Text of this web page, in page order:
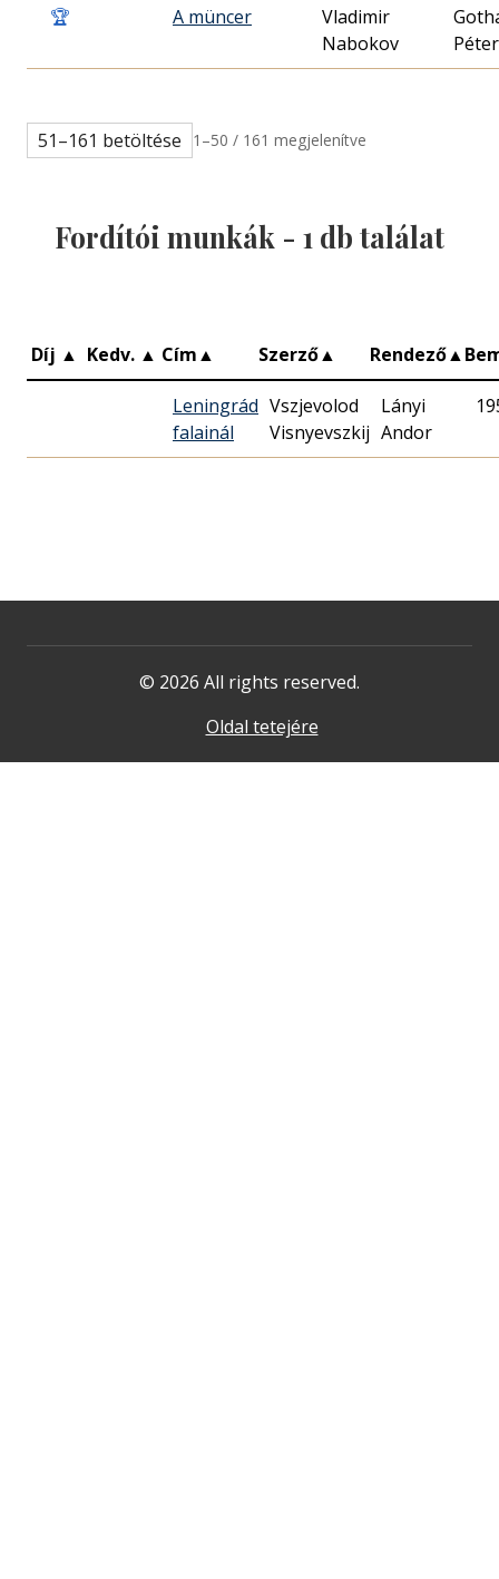
🏆 A müncer
Vladimir
Nabokov
Péter
51–161 betöltése 1–50 / 161 megjelenítve
Fordítói munkák - 1 db találat
Díj ▲ Kedv. ▲ Cím▲ Szerző▲ Rendező▲
Leningrád
falainál
Vszjevolod
Visnyevszkij
Lányi
Andor
© 2026 All rights reserved.
Oldal tetejére